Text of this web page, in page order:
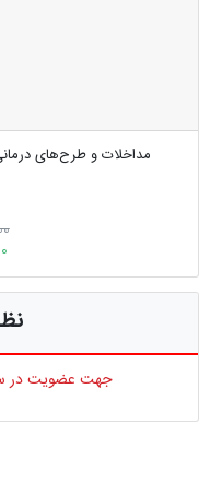
مداخلات و طرح‌های
جهت عضویت در